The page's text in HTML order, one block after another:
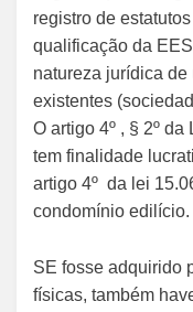
registro de
qualificação da
natureza jurídica
existentes
O artigo 4º , § 2º
tem finalidade
artigo 4º da lei
condomínio edilício.
SE fosse adquirido
físicas, também